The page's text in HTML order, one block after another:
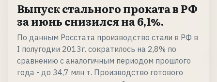
Выпуск стального проката в РФ
за июнь снизился на 6,1%.
По данным Росстата производство стали в РФ в
I полугодии 2013г. сократилось на 2,8% по
сравнению с аналогичным периодом прошлого
года - до 34,7 млн т. Производство готового